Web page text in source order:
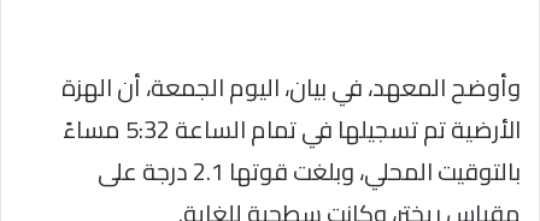
وأوضح المعهد، في بيان، اليوم الجمعة، أن الهزة
الأرضية تم تسجيلها في تمام الساعة 5:32 مساءً
بالتوقيت المحلي، وبلغت قوتها 2.1 درجة على